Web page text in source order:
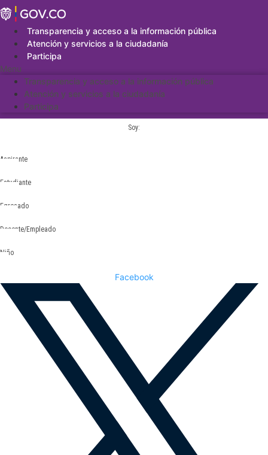
Saltar
al
contenidoTransparencia y acceso a la información pública
Atención y servicios a la ciudadanía
Participa
Menu
Transparencia y acceso a la información pública
Atención y servicios a la ciudadanía
Participa
Soy:
Aspirante
Estudiante
Egresado
Docente/Empleado
Niño
Facebook